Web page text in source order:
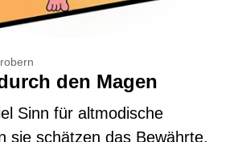
den Magen
Sinn für altmodische
sie schätzen das Bewährte.